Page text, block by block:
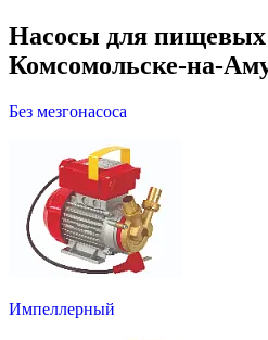
Насосы для пищевых
Комсомольске-на-
Без мезгонасоса
Импеллерный